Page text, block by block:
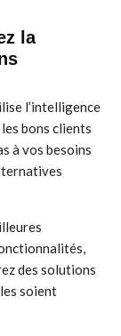
la
l’intelligence
bons clients
à vos besoins
des solutions
soient